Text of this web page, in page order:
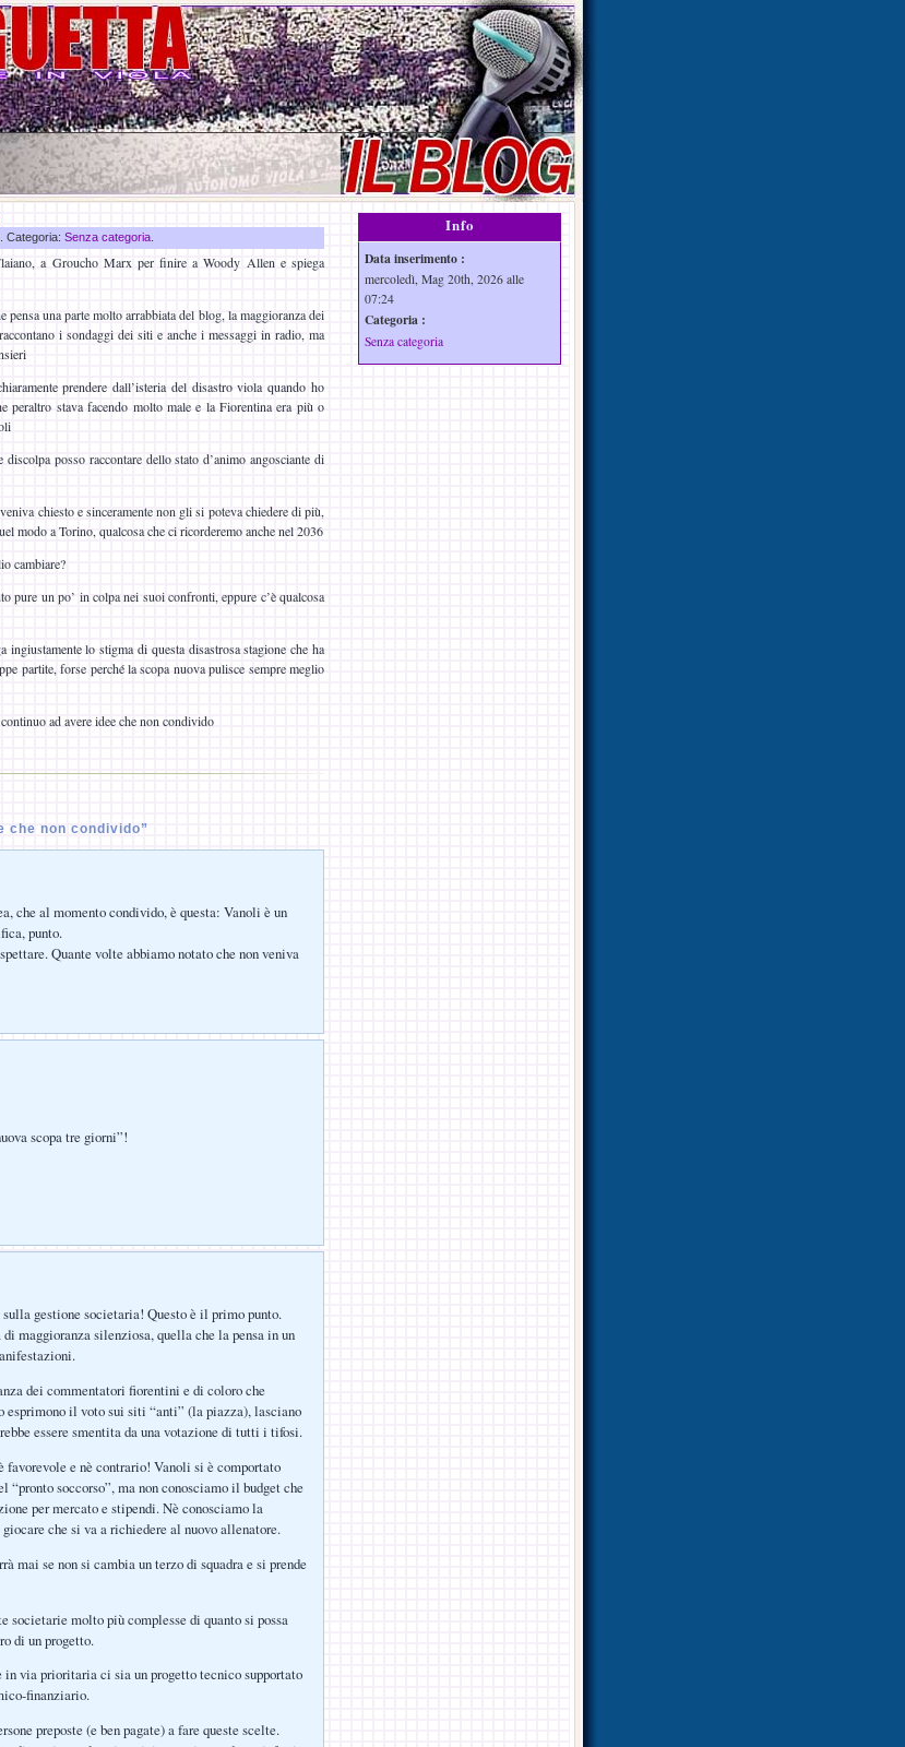
Categoria: Senza categoria
a Groucho Marx per finire a Woody Allen e spiega
pensa una parte molto arrabbiata del blog, la maggioranza dei
i sondaggi dei siti e anche i messaggi in radio, ma
prendere dall’isteria del disastro viola quando ho
peraltro stava facendo molto male e la Fiorentina era più o
posso raccontare dello stato d’animo angosciante di
chiesto e sinceramente non gli si poteva chiedere di più,
modo a Torino, qualcosa che ci ricorderemo anche nel 2036
cambiare?
pure un po’ in colpa nei suoi confronti, eppure c’è qualcosa
ingiustamente lo stigma di questa disastrosa stagione che ha
partite, forse perché la scopa nuova pulisce sempre meglio
ad avere idee che non condivido
che non condivido”
che al momento condivido, è questa: Vanoli è un
punto.
Quante volte abbiamo notato che non veniva
scopa tre giorni”!
gestione societaria! Questo è il primo punto.
maggioranza silenziosa, quella che la pensa in un
dei commentatori fiorentini e di coloro che
esprimono il voto sui siti “anti” (la piazza), lasciano
essere smentita da una votazione di tutti i tifosi.
favorevole e nè contrario! Vanoli si è comportato
“pronto soccorso”, ma non conosciamo il budget che
per mercato e stipendi. Nè conosciamo la
che si va a richiedere al nuovo allenatore.
mai se non si cambia un terzo di squadra e si prende
societarie molto più complesse di quanto si possa
di un progetto.
in via prioritaria ci sia un progetto tecnico supportato
finanziario.
preposte (e ben pagate) a fare queste scelte.
Info
Data inserimento :
mercoledì, Mag 20th, 2026 alle
07:24
Categoria :
Senza categoria